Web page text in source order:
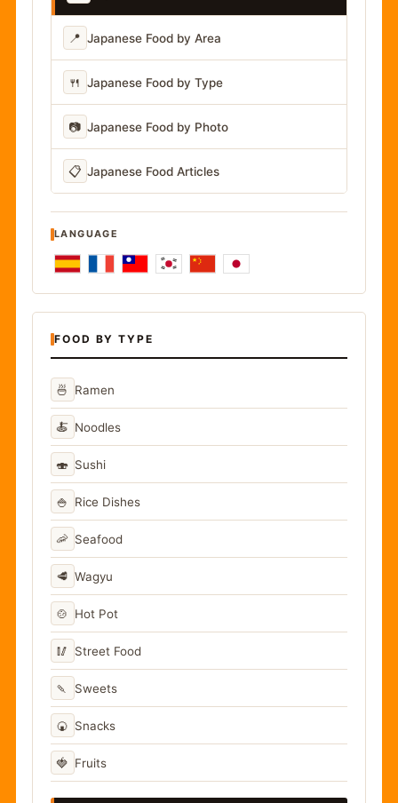
📍 Japanese Food by Area
🍴 Japanese Food by Type
📷 Japanese Food by Photo
📋 Japanese Food Articles
LANGUAGE
FOOD BY TYPE
🍜 Ramen
🍝 Noodles
🍣 Sushi
🍚 Rice Dishes
🦐 Seafood
🥩 Wagyu
🍲 Hot Pot
🥢 Street Food
🍡 Sweets
🍘 Snacks
🍓 Fruits